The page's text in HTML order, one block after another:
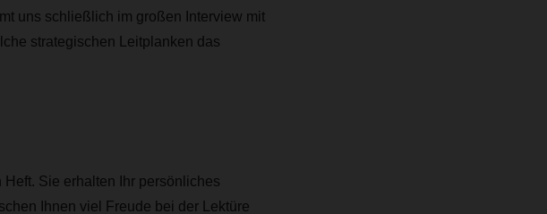
uns schließlich im großen Interview mit
strategischen Leitplanken das
Sie erhalten Ihr persönliches
Ihnen viel Freude bei der Lektüre